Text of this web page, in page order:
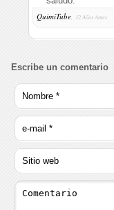
QuimiTube, 12 Años Antes
Escribe un comentario